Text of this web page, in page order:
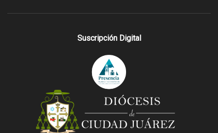
Suscripción Digital